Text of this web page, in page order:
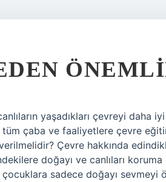
yaşadıkları çevreyi daha
tüm çaba ve faaliyetlere çevre
Çevre hakkında
doğayı ve canlıları koruma
sadece doğayı sevmeyi